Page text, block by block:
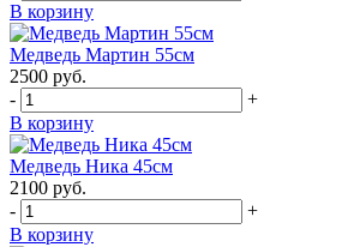
В корзину
Медведь Мартин 55см
2500 руб.
-
+
В корзину
Медведь Ника 45см
2100 руб.
-
+
В корзину